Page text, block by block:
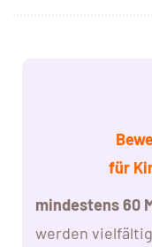
für
mindestens 60
werden